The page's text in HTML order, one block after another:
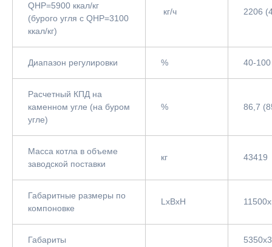
QНР=5900 ккал/кг
(бурого угля с QНР=3100
ккал/кг)
кг/ч 2206
Диапазон регулировки % 40-100
Расчетный КПД на
каменном угле (на буром
угле)
% 86,7
Масса котла в объеме
заводской поставки
кг 43419
Габаритные размеры по
компоновке
LxBxH
Габариты